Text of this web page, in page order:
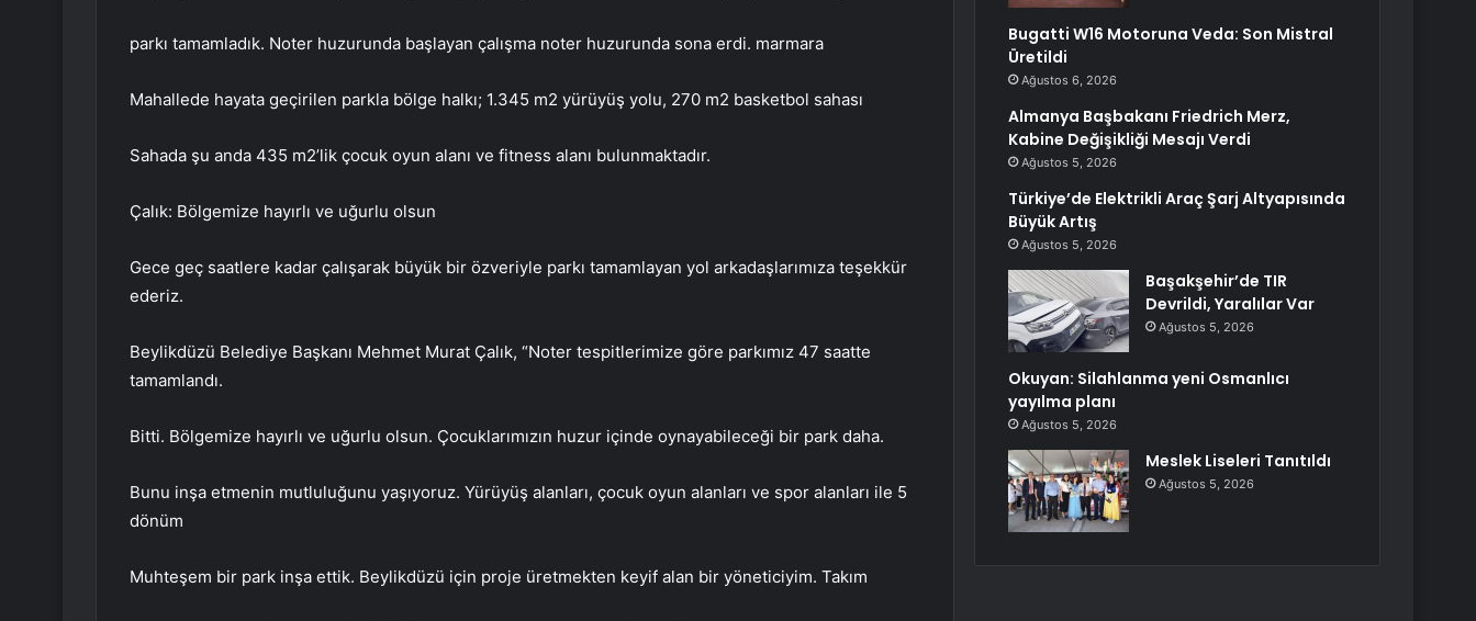
parkı tamamladık. Noter huzurunda başlayan çalışma noter huzurunda sona erdi. marmara
Mahallede hayata geçirilen parkla bölge halkı; 1.345 m2 yürüyüş yolu, 270 m2 basketbol sahası
Sahada şu anda 435 m2’lik çocuk oyun alanı ve fitness alanı bulunmaktadır.
Çalık: Bölgemize hayırlı ve uğurlu olsun
Gece geç saatlere kadar çalışarak büyük bir özveriyle parkı tamamlayan yol arkadaşlarımıza teşekkür
ederiz.
Beylikdüzü Belediye Başkanı Mehmet Murat Çalık, “Noter tespitlerimize göre parkımız 47 saatte
tamamlandı.
Bitti. Bölgemize hayırlı ve uğurlu olsun. Çocuklarımızın huzur içinde oynayabileceği bir park daha.
Bunu inşa etmenin mutluluğunu yaşıyoruz. Yürüyüş alanları, çocuk oyun alanları ve spor alanları ile 5
dönüm
Muhteşem bir park inşa ettik. Beylikdüzü için proje üretmekten keyif alan bir yöneticiyim. Takım
Bugatti W16 Motoruna Veda: Son Mistral
Üretildi
Ağustos 6, 2026
Almanya Başbakanı Friedrich Merz,
Kabine Değişikliği Mesajı Verdi
Ağustos 5, 2026
Türkiye’de Elektrikli Araç Şarj Altyapısında
Büyük Artış
Ağustos 5, 2026
Başakşehir’de TIR
Devrildi, Yaralılar Var
Ağustos 5, 2026
Okuyan: Silahlanma yeni Osmanlıcı
yayılma planı
Ağustos 5, 2026
Meslek Liseleri Tanıtıldı
Ağustos 5, 2026